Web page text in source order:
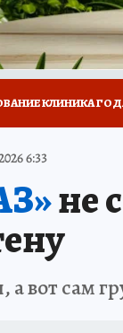
КЛИНИКА ГОДА
ПРОИСШЕСТВИЯ
6:33
не
а вот сам